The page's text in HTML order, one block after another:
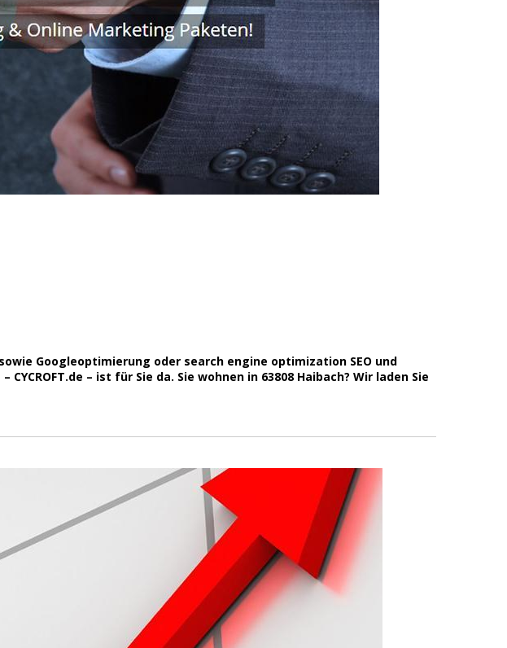
Googleoptimierung oder search engine optimization SEO und
– ist für Sie da. Sie wohnen in 63808 Haibach? Wir laden Sie